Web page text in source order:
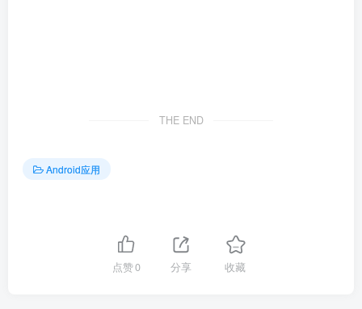
THE END
Android应用
点赞0 分享 收藏